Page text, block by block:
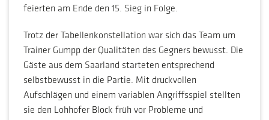
feierten am Ende den 15. Sieg in Folge.
Trotz der Tabellenkonstellation war sich das Team um
Trainer Gumpp der Qualitäten des Gegners bewusst. Die
Gäste aus dem Saarland starteten entsprechend
selbstbewusst in die Partie. Mit druckvollen
Aufschlägen und einem variablen Angriffsspiel stellten
sie den Lohhofer Block früh vor Probleme und